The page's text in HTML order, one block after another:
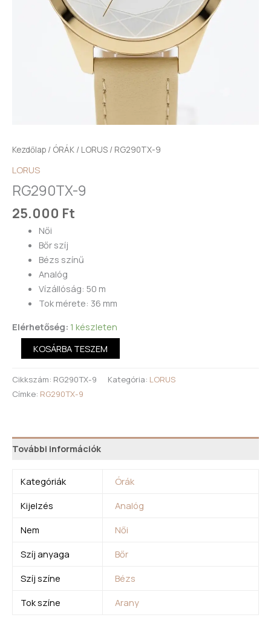
Kezdőlap / ÓRÁK / LORUS / RG290TX-9
LORUS
RG290TX-9
25.000 Ft
Női
Bőr szíj
Bézs színű
Analóg
Vízállóság: 50 m
Tok mérete: 36 mm
Elérhetőség: 1 készleten
KOSÁRBA TESZEM
Cikkszám: RG290TX-9 Kategória: LORUS
Címke: RG290TX-9
További információk
Kategóriák
Órák
Kijelzés
Analóg
Nem
Női
Szíj anyaga
Bőr
Szíj színe
Bézs
Tok színe
Arany